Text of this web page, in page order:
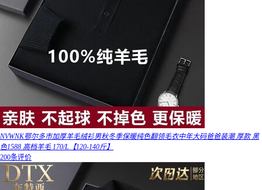
NVWNK鄂尔多市加厚羊毛绒衫男秋冬季保暖纯色翻领毛衣中年大码爸爸装潮 厚款 黑
色1588 高档羊毛 170/L【120-140斤】
200条评价